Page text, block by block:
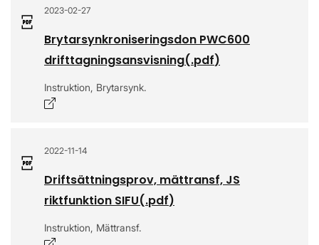
2023-02-27
Brytarsynkroniseringsdon PWC600
drifttagningsansvisning(.pdf)
Instruktion, Brytarsynk.
2022-11-14
Driftsättningsprov, mättransf, JS
riktfunktion SIFU(.pdf)
Instruktion, Mättransf.